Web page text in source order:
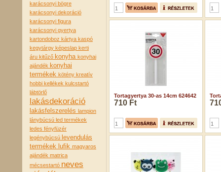
karácsonyi bögre
karácsonyi dekoráció
karácsonyi figura
karácsonyi gyertya
kartondoboz kártya kaspó
kegytárgy képeslap kerti
áru kitűző konyha konyhai
ajándék konyhai
termékek kötény kreatív
hobbi kellékek kulcstartó
lábtörlő
lakásdekoráció
lakásfelszerelés lampion
lánybúcsú led termékek
ledes fényfüzér
legénybúcsú levendulás
termékek lufik magyaros
ajándék matrica
mécsestartó neves
Tortagyertya 30-as 14cm 624642
710 Ft